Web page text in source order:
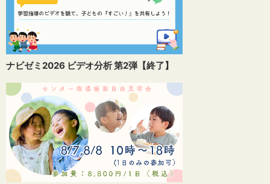
ナビゼミ2026 ビデオ分析 第2弾【終了】